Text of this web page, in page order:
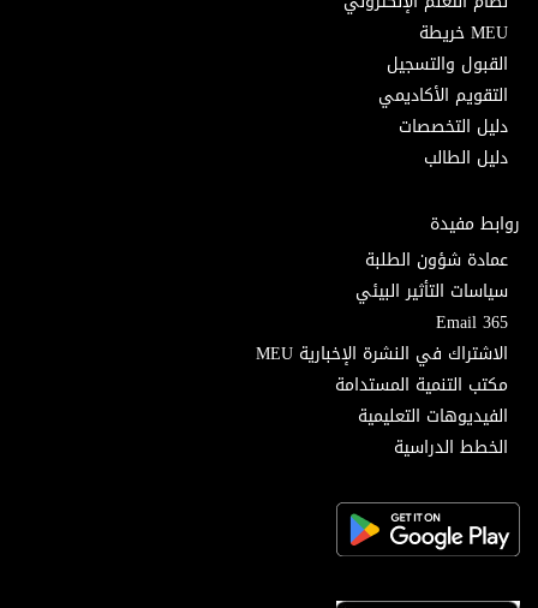
MEU خريطة
القبول والتسجيل
التقويم الأكاديمي
دليل التخصصات
دليل الطالب
روابط مفيدة
عمادة شؤون الطلبة
سياسات التأثير البيئي
Email 365
الاشتراك في النشرة الإخبارية MEU
مكتب التنمية المستدامة
الفيديوهات التعليمية
الخطط الدراسية